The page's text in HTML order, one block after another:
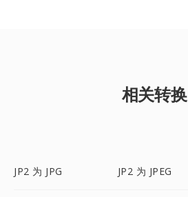
相关转换
JP2 为 JPG JP2 为 JPEG